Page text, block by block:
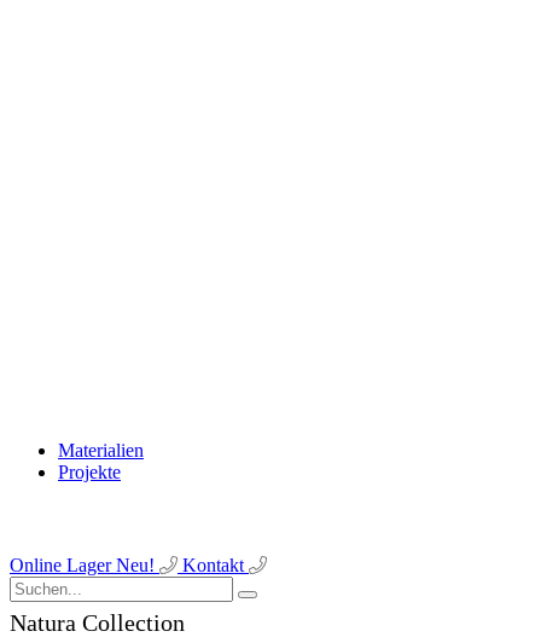
Materialien
Projekte
Online LagerNeu! Kontakt
Natura Collection